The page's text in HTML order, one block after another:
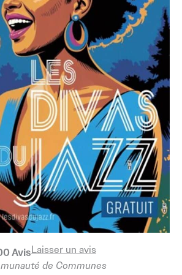
0AvisLaisser un avis
de Communes